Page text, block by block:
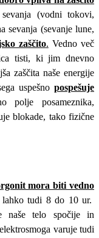
(vodni tokovi,
sevanja (sevanje lune,
zaščito. Vedno več
tisti, ki jim dnevno
zaščita naše energije
uspešno pospešuje
polje posameznika,
blokade, tako fizične
mora biti vedno
lahko tudi 8 do 10 ur.
naše telo spočije in
varuje tudi